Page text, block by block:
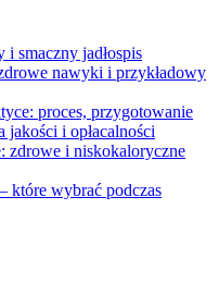
smaczny jadłospis
nawyki i przykładowy
proces, przygotowanie
i opłacalności
zdrowe i niskokaloryczne
które wybrać podczas